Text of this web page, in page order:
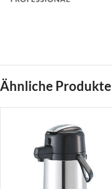
Ähnliche Produkte